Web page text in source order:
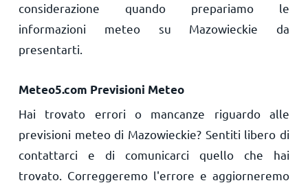
considerazione quando prepariamo le
informazioni meteo su Mazowieckie da
presentarti.
Meteo5.com Previsioni Meteo
Hai trovato errori o mancanze riguardo alle
previsioni meteo di Mazowieckie? Sentiti libero di
contattarci e di comunicarci quello che hai
trovato. Correggeremo l'errore e aggiorneremo